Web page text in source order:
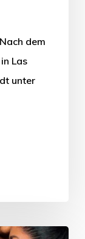
dem
Las
unter